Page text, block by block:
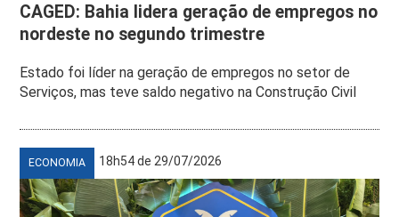
CAGED: Bahia lidera geração de empregos no
nordeste no segundo trimestre
Estado foi líder na geração de empregos no setor de
Serviços, mas teve saldo negativo na Construção Civil
ECONOMIA 18h54 de 29/07/2026